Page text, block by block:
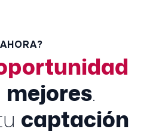
mejores.
captación